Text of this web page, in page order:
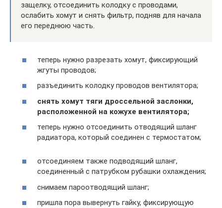
защелку, отсоединить колодку с проводами,
ослабить хомут и снять фильтр, подняв для начала
его переднюю часть.
теперь нужно разрезать хомут, фиксирующий
жгуты проводов;
разъединить колодку проводов вентилятора;
снять хомут тяги дроссельной заслонки,
расположенной на кожухе вентилятора;
теперь нужно отсоединить отводящий шланг
радиатора, который соединен с термостатом;
отсоединяем также подводящий шланг,
соединенный с патрубком рубашки охлаждения;
снимаем пароотводящий шланг;
пришла пора вывернуть гайку, фиксирующую